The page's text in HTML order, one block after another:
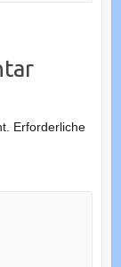
Erforderliche